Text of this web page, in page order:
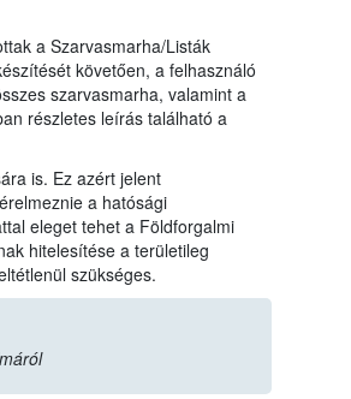
a Szarvasmarha/Listák
követően, a felhasználó
szarvasmarha, valamint a
részletes leírás található a
is. Ez azért jelent
a hatósági
eleget tehet a Földforgalmi
hitelesítése a területileg
szükséges.